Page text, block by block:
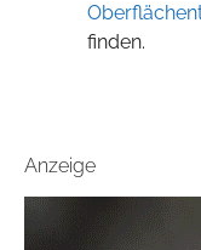
finden.
Anzeige